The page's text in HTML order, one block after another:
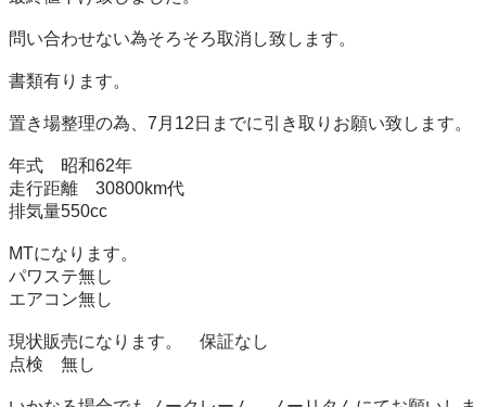
問い合わせない為そろそろ取消し致します。
書類有ります。
置き場整理の為、7月12日までに引き取りお願い致します。
年式　昭和62年
走行距離　30800km代
排気量550cc
MTになります。
パワステ無し
エアコン無し
現状販売になります。　保証なし
点検　無し